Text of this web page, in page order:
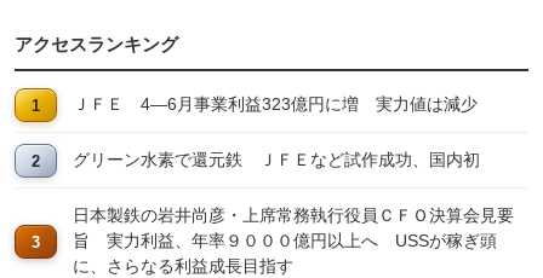
アクセスランキング
ＪＦＥ 4―6月事業利益323億円に増 実力値は減少
グリーン水素で還元鉄 ＪＦＥなど試作成功、国内初
日本製鉄の岩井尚彦・上席常務執行役員ＣＦＯ決算会見要
旨 実力利益、年率９０００億円以上へ USSが稼ぎ頭
に、さらなる利益成長目指す